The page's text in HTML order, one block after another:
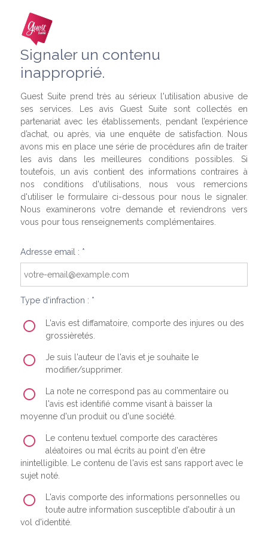
Signaler un contenu
inapproprié.
Guest Suite prend très au sérieux l'utilisation abusive de
ses services. Les avis Guest Suite sont collectés en
partenariat avec les établissements, pendant l’expérience
d’achat, ou après, via une enquête de satisfaction. Nous
avons mis en place une série de procédures afin de traiter
les avis dans les meilleures conditions possibles. Si
toutefois, un avis contient des informations contraires à
nos conditions d'utilisations, nous vous remercions
d'utiliser le formulaire ci-dessous pour nous le signaler.
Nous examinerons votre demande et reviendrons vers
vous pour tous renseignements complémentaires.
Adresse email : *
Type d'infraction : *
L'avis est diffamatoire, comporte des injures ou des
grossièretés.
Je suis l'auteur de l'avis et je souhaite le
modifier/supprimer.
La note ne correspond pas au commentaire ou
l'avis est identifié comme visant à baisser la
moyenne d'un produit ou d'une société.
Le contenu textuel comporte des caractères
aléatoires ou mal écrits au point d'en être
inintelligible. Le contenu de l'avis est sans rapport avec le
sujet noté.
L'avis comporte des informations personnelles ou
toute autre information susceptible d'aboutir à un
vol d'identité.